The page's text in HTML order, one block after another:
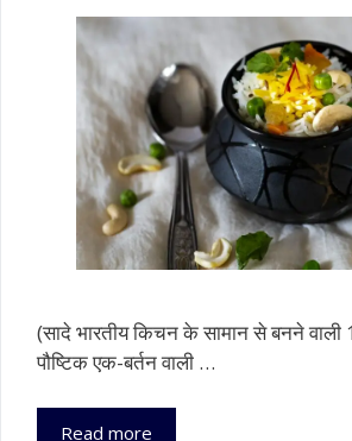
(सादे भारतीय किचन के सामान से बनने
पौष्टिक एक-बर्तन वाली …
Read more